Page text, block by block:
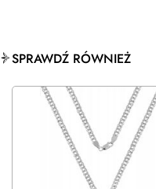
SPRAWDŹ RÓWNIEŻ